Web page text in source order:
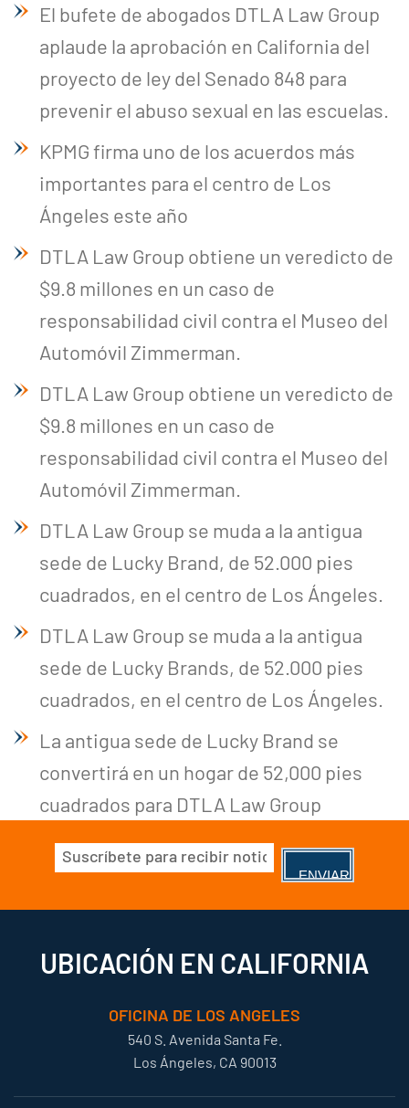
El bufete de abogados DTLA Law Group
aplaude la aprobación en California del
proyecto de ley del Senado 848 para
prevenir el abuso sexual en las escuelas.
KPMG firma uno de los acuerdos más
importantes para el centro de Los
Ángeles este año
DTLA Law Group obtiene un veredicto de
$9.8 millones en un caso de
responsabilidad civil contra el Museo del
Automóvil Zimmerman.
DTLA Law Group obtiene un veredicto de
$9.8 millones en un caso de
responsabilidad civil contra el Museo del
Automóvil Zimmerman.
DTLA Law Group se muda a la antigua
sede de Lucky Brand, de 52.000 pies
cuadrados, en el centro de Los Ángeles.
DTLA Law Group se muda a la antigua
sede de Lucky Brands, de 52.000 pies
cuadrados, en el centro de Los Ángeles.
La antigua sede de Lucky Brand se
convertirá en un hogar de 52,000 pies
cuadrados para DTLA Law Group
Correo
UBICACIÓN EN CALIFORNIA
OFICINA DE LOS ANGELES
540 S. Avenida Santa Fe.
Los Ángeles, CA 90013